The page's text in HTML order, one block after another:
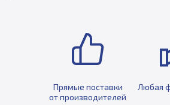
Прямые поставки
от производителей
Любая